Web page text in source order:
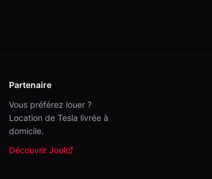
Partenaire
Vous préférez louer ?
Location de Tesla livrée à
domicile.
Découvrir Jool
(nouvelle fenêtre)